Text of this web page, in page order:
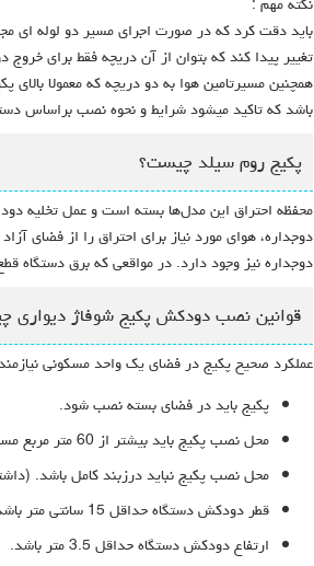
باید دقت کرد که در صورت اجرای مسیر دو لوله ای
تغییر پیدا کند که بتوان از آن دریچه فقط برای
باشد که تاکید میشود شرایط و نحوه نصب براساس
پکیج روم سیلد چیست؟
محفظه احتراق این مدل‌ها بسته است و عمل تخلیه
دوجداره، هوای مورد نیاز برای احتراق را از فضای
دوجداره نیز وجود دارد. در مواقعی که برق
قوانین نصب دودکش پکیج شوفاژ دیواری
عملکرد صحیح پکیج در فضای یک واحد مسکونی
پکیج باید در فضای بسته نصب شود.
محل نصب پکیج باید بیشتر از 60 متر مربع مساحت و سقفی با ارتفاع حداقل 3 متر داشته باشد.
محل نصب پکیج نباید درزبند کامل باشد.
قطر دودکش دستگاه حداقل 15 سانتی متر باشد.
ارتفاع دودکش دستگاه حداقل 3.5 متر باشد.